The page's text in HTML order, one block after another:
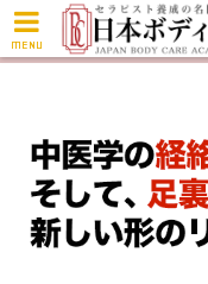
MENU